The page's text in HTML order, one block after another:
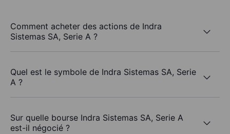
Comment acheter des actions de Indra
Sistemas SA, Serie A ?
Quel est le symbole de Indra Sistemas SA, Serie
A ?
Sur quelle bourse Indra Sistemas SA, Serie A
est-il négocié ?